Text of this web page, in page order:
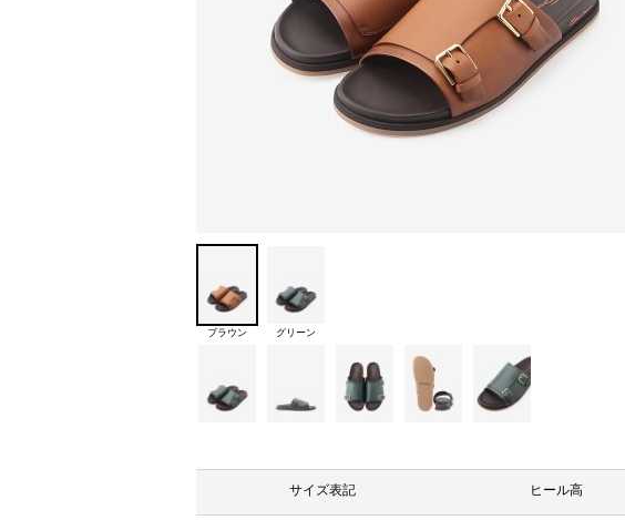
ブラウン グリーン
サイズ表記 ヒール高